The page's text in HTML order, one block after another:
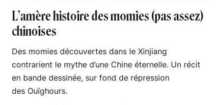
L’amère histoire des momies (pas assez)
chinoises
Des momies découvertes dans le Xinjiang
contrarient le mythe d’une Chine éternelle. Un récit
en bande dessinée, sur fond de répression
des Ouïghours.